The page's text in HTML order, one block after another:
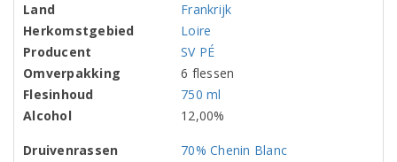
Land
Frankrijk
Herkomstgebied
Loire
Producent
SV PÉ
Omverpakking
6 flessen
Flesinhoud
750 ml
Alcohol
12,00%
Druivenrassen
70% Chenin Blanc